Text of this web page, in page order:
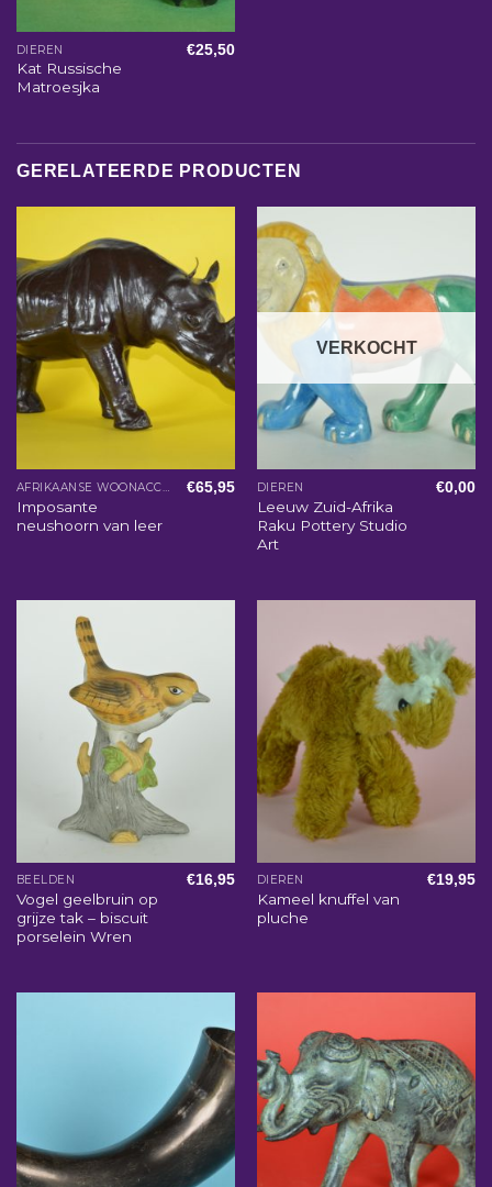
DIEREN
Kat Russische
Matroesjka
€25,50
GERELATEERDE PRODUCTEN
AFRIKAANSE WOONACCESSOIRES
Imposante
neushoorn van leer
€65,95
VERKOCHT
DIEREN
Leeuw Zuid-Afrika
Raku Pottery Studio
Art
€0,00
BEELDEN
Vogel geelbruin op
grijze tak – biscuit
porselein Wren
€16,95 DIEREN
Kameel knuffel van
pluche
€19,95